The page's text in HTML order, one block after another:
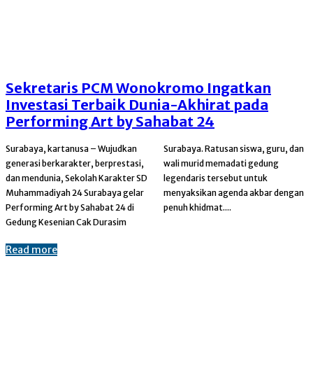
Sekretaris PCM Wonokromo Ingatkan
Investasi Terbaik Dunia-Akhirat pada
Performing Art by Sahabat 24
Surabaya, kartanusa – Wujudkan
generasi berkarakter, berprestasi,
dan mendunia, Sekolah Karakter SD
Muhammadiyah 24 Surabaya gelar
Performing Art by Sahabat 24 di
Gedung Kesenian Cak Durasim
Surabaya. Ratusan siswa, guru, dan
wali murid memadati gedung
legendaris tersebut untuk
menyaksikan agenda akbar dengan
penuh khidmat....
Read more